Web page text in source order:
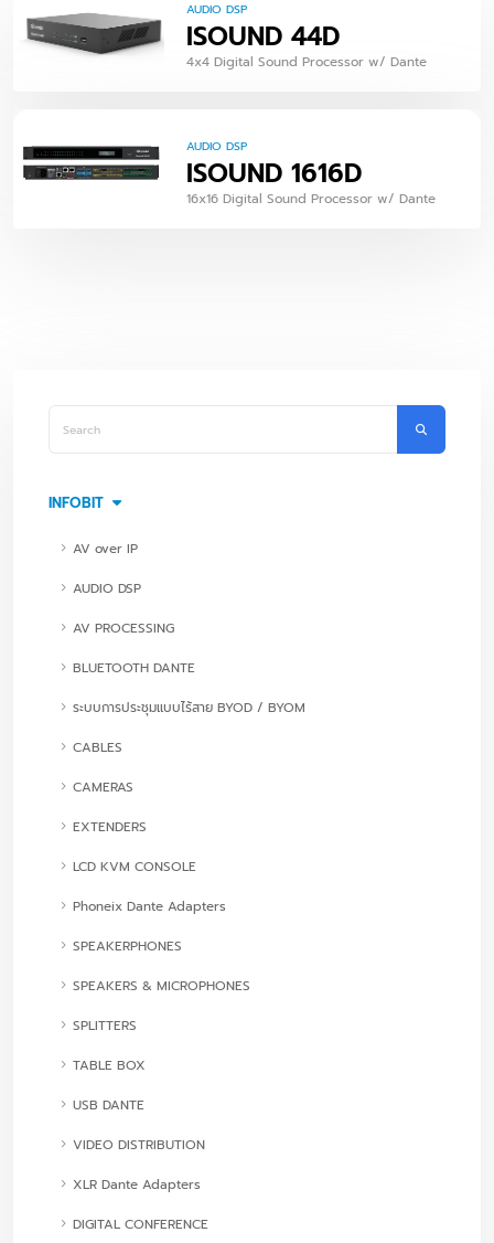
INFOBIT
AV over IP
AUDIO DSP
AV PROCESSING
BLUETOOTH DANTE
ระบบการประชุมแบบไร้สาย BYOD / BYOM
CABLES
CAMERAS
EXTENDERS
LCD KVM CONSOLE
Phoneix Dante Adapters
SPEAKERPHONES
SPEAKERS & MICROPHONES
SPLITTERS
TABLE BOX
USB DANTE
VIDEO DISTRIBUTION
XLR Dante Adapters
DIGITAL CONFERENCE
AUDIO DSP
ISOUND 44D
4x4 Digital Sound Processor w/ Dante
AUDIO DSP
ISOUND 1616D
16x16 Digital Sound Processor w/ Dante